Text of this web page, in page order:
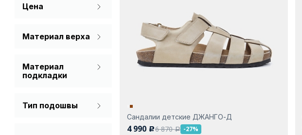
Молочный
Серый
Цена
Материал верха
Натуральная кожа
Текстиль
Материал
подкладки
Текстиль
Тип подошвы
Сандалии детские ДЖАНГО-Д
4 990 c6 870a -27%